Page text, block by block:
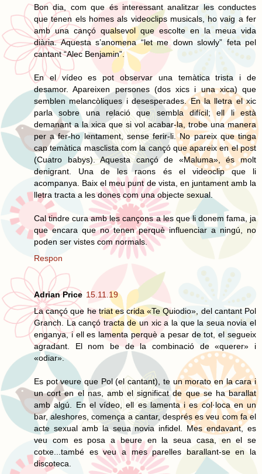
Bon dia, com que és interessant analitzar les conductes
que tenen els homes als videoclips musicals, ho vaig a fer
amb una cançó qualsevol que escolte en la meua vida
diària. Aquesta s’anomena “let me down slowly” feta pel
cantant “Alec Benjamin”.
En el vídeo es pot observar una temàtica trista i de
desamor. Apareixen persones (dos xics i una xica) que
semblen melancòliques i desesperades. En la lletra el xic
parla sobre una relació que sembla difícil; ell li està
demanant a la xica que si vol acabar-la, trobe una manera
per a fer-ho lentament, sense ferir-li. No pareix que tinga
cap temàtica masclista com la cançó que apareix en el post
(Cuatro babys). Aquesta cançó de «Maluma», és molt
denigrant. Una de les raons és el videoclip que li
acompanya. Baix el meu punt de vista, en juntament amb la
lletra tracta a les dones com una objecte sexual.
Cal tindre cura amb les cançons a les que li donem fama, ja
que encara que no tenen perquè influenciar a ningú, no
poden ser vistes com normals.
Respon
Adrian Price 15.11.19
La cançó que he triat es crida «Te Quiodio», del cantant Pol
Granch. La cançó tracta de un xic a la que la seua novia el
enganya, i ell es lamenta perquè a pesar de tot, el segueix
agradant. El nom be de la combinació de «querer» i
«odiar».
Es pot veure que Pol (el cantant), te un morato en la cara i
un cort en el nas, amb el significat de que se ha barallat
amb algú. En el vídeo, ell es lamenta i es col·loca en un
bar, aleshores, comença a cantar, després es veu com fa el
acte sexual amb la seua novia infidel. Mes endavant, es
veu com es posa a beure en la seua casa, en el se
cotxe...també es veu a mes parelles barallant-se en la
discoteca.